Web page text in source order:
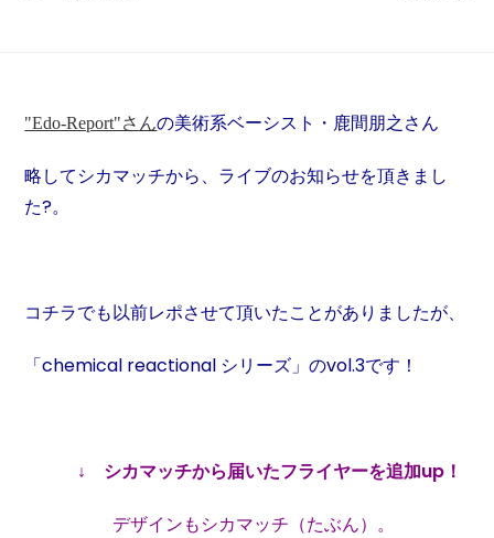
"Edo-Report"さんの美術系ベーシスト・鹿間朋之さん
略してシカマッチから、ライブのお知らせを頂きまし
た?。
コチラでも以前レポさせて頂いたことがありましたが、
「chemical reactional シリーズ」のvol.3です！
↓ シカマッチから届いたフライヤーを追加up！
デザインもシカマッチ（たぶん）。